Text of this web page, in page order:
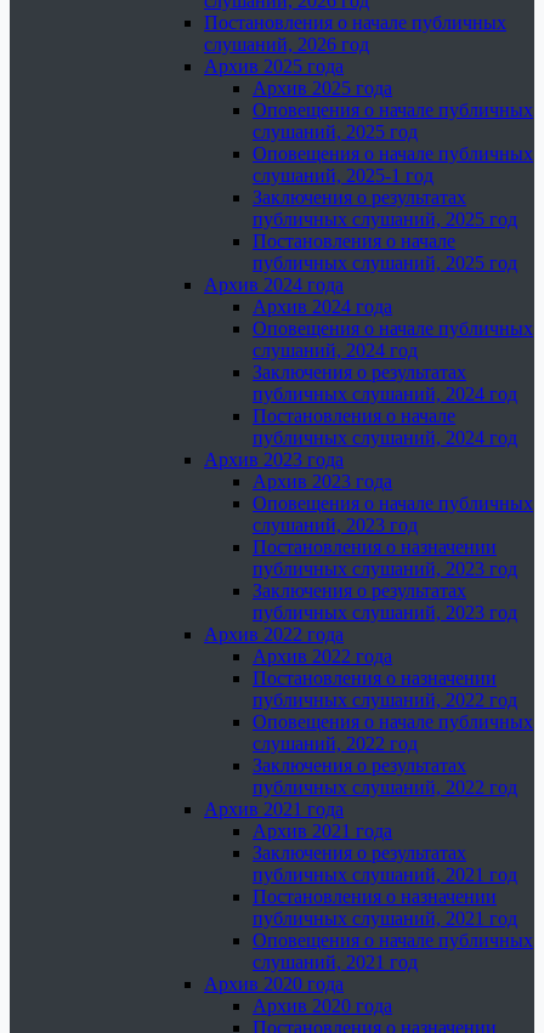
Постановления о начале публичных
слушаний, 2026 год
Архив 2025 года
Архив 2025 года
Оповещения о начале публичных
слушаний, 2025 год
Оповещения о начале публичных
слушаний, 2025-1 год
Заключения о результатах
публичных слушаний, 2025 год
Постановления о начале
публичных слушаний, 2025 год
Архив 2024 года
Архив 2024 года
Оповещения о начале публичных
слушаний, 2024 год
Заключения о результатах
публичных слушаний, 2024 год
Постановления о начале
публичных слушаний, 2024 год
Архив 2023 года
Архив 2023 года
Оповещения о начале публичных
слушаний, 2023 год
Постановления о назначении
публичных слушаний, 2023 год
Заключения о результатах
публичных слушаний, 2023 год
Архив 2022 года
Архив 2022 года
Постановления о назначении
публичных слушаний, 2022 год
Оповещения о начале публичных
слушаний, 2022 год
Заключения о результатах
публичных слушаний, 2022 год
Архив 2021 года
Архив 2021 года
Заключения о результатах
публичных слушаний, 2021 год
Постановления о назначении
публичных слушаний, 2021 год
Оповещения о начале публичных
слушаний, 2021 год
Архив 2020 года
Архив 2020 года
Постановления о назначении